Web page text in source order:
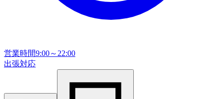
営業時間9:00～22:00
出張対応